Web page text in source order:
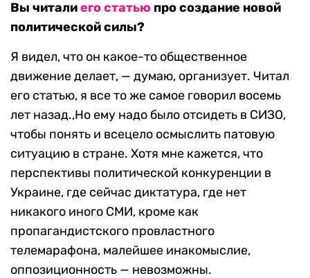
Вы читалиего статью про создание новой
политической силы?
Я видел, что он какое-то общественное
движение делает, — думаю, организует. Читал
его статью, я все то же самое говорил восемь
лет назад.,Но ему надо было отсидеть в СИЗО,
чтобы понять и всецело осмыслить патовую
ситуацию в стране. Хотя мне кажется, что
перспективы политической конкуренции в
Украине, где сейчас диктатура, где нет
никакого иного СМИ, кроме как
пропагандистского провластного
телемарафона, малейшее инакомыслие,
оппозиционность — невозможны.